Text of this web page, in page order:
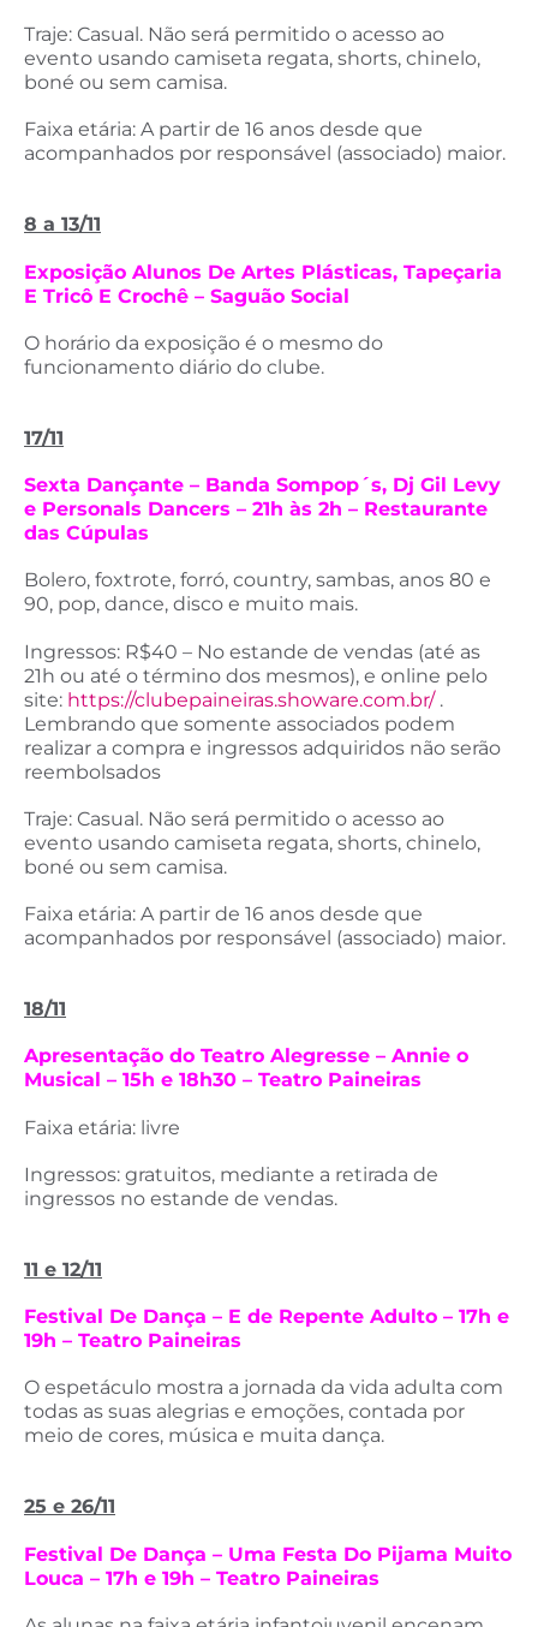
Traje: Casual. Não será permitido o acesso ao
evento usando camiseta regata, shorts, chinelo,
boné ou sem camisa.
Faixa etária: A partir de 16 anos desde que
acompanhados por responsável (associado) maior.
8 a 13/11
Exposição Alunos De Artes Plásticas, Tapeçaria
E Tricô E Crochê – Saguão Social
O horário da exposição é o mesmo do
funcionamento diário do clube.
17/11
Sexta Dançante – Banda Sompop´s, Dj Gil Levy
e Personals Dancers – 21h às 2h – Restaurante
das Cúpulas
Bolero, foxtrote, forró, country, sambas, anos 80 e
90, pop, dance, disco e muito mais.
Ingressos: R$40 – No estande de vendas (até as
21h ou até o término dos mesmos), e online pelo
site: https://clubepaineiras.showare.com.br/.
Lembrando que somente associados podem
realizar a compra e ingressos adquiridos não serão
reembolsados
Traje: Casual. Não será permitido o acesso ao
evento usando camiseta regata, shorts, chinelo,
boné ou sem camisa.
Faixa etária: A partir de 16 anos desde que
acompanhados por responsável (associado) maior.
18/11
Apresentação do Teatro Alegresse – Annie o
Musical – 15h e 18h30 – Teatro Paineiras
Faixa etária: livre
Ingressos: gratuitos, mediante a retirada de
ingressos no estande de vendas.
11 e 12/11
Festival De Dança – E de Repente Adulto – 17h e
19h – Teatro Paineiras
O espetáculo mostra a jornada da vida adulta com
todas as suas alegrias e emoções, contada por
meio de cores, música e muita dança.
25 e 26/11
Festival De Dança – Uma Festa Do Pijama Muito
Louca – 17h e 19h – Teatro Paineiras